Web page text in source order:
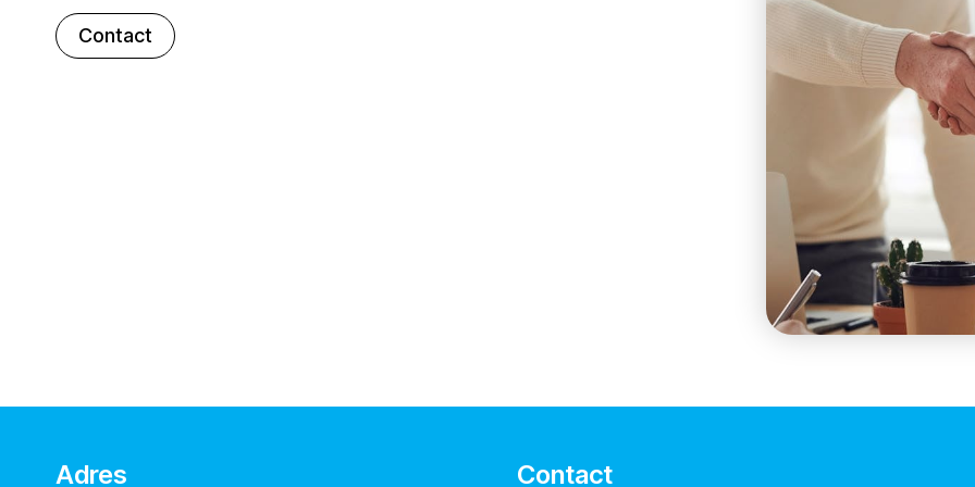
Contact
Adres Contact